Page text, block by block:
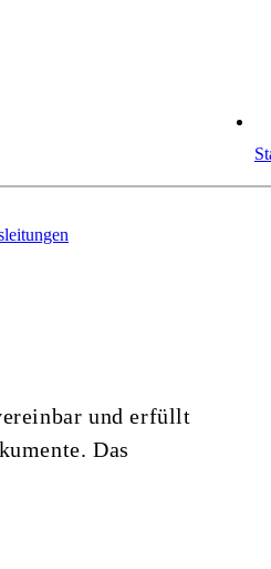
und erfüllt
Das